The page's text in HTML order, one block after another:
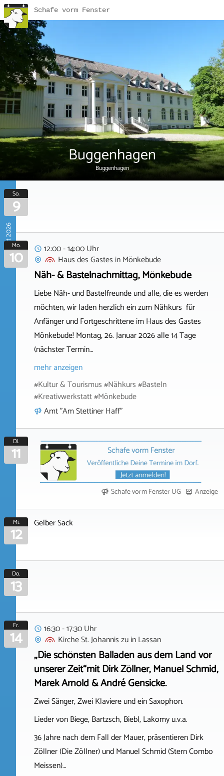
Schafe vorm Fenster
Buggenhagen
Buggenhagen
August 2026
So.
9
Mo.
10
12:00 - 14:00 Uhr
Haus des Gastes inMönkebude
Näh- & Bastelnachmittag, Mönkebude
Liebe Näh- und Bastelfreunde und alle, die es werden
möchten, wir laden herzlich ein zum Nähkurs für
Anfänger und Fortgeschrittene im Haus des Gastes
Mönkebude! Montag, 26. Januar 2026 alle 14 Tage
(nächster Termin…
mehr anzeigen
#Kultur & Tourismus #Nähkurs #Basteln
#Kreativwerkstatt #Mönkebude
Amt "Am Stettiner Haff"
Di.
11
Schafe vorm Fenster UG Anzeige
Mi.
12 Gelber Sack
Do.
13
Fr.
14
16:30 - 17:30 Uhr
Kirche St. Johannis zuinLassan
„Die schönsten Balladen aus dem Land vor
unserer Zeit“mit Dirk Zöllner, Manuel Schmid,
Marek Arnold & André Gensicke.
Zwei Sänger, Zwei Klaviere und ein Saxophon.
Lieder von Biege, Bartzsch, Biebl, Lakomy u.v.a.
36 Jahre nach dem Fall der Mauer, präsentieren Dirk
Zöllner (Die Zöllner) und Manuel Schmid (Stern Combo
Meissen)…